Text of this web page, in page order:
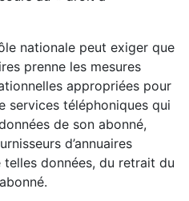
nationale peut exiger que
prenne les mesures
appropriées pour
services téléphoniques qui
de son abonné,
d’annuaires
données, du retrait du